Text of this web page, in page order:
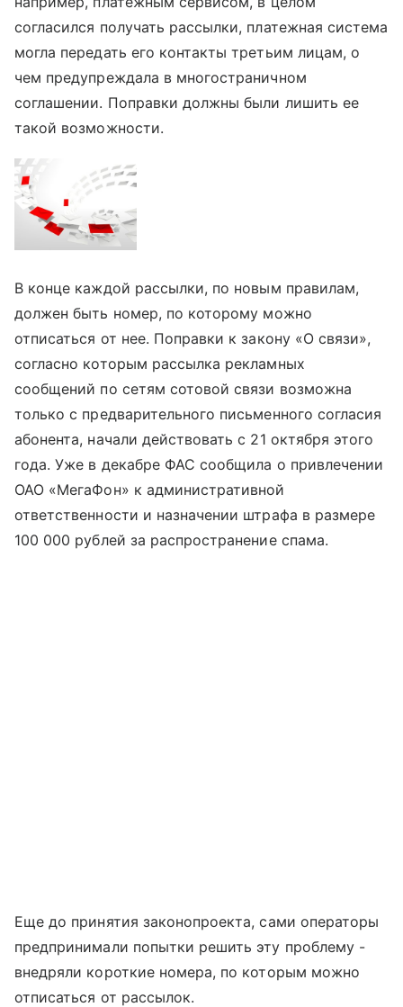
согласился получать рассылки, платежная система
могла передать его контакты третьим лицам, о
чем предупреждала в многостраничном
соглашении. Поправки должны были лишить ее
такой возможности.
В конце каждой рассылки, по новым правилам,
должен быть номер, по которому можно
отписаться от нее. Поправки к закону «О связи»,
согласно которым рассылка рекламных
сообщений по сетям сотовой связи возможна
только с предварительного письменного согласия
абонента, начали действовать с 21 октября этого
года. Уже в декабре ФАС сообщила о привлечении
ОАО «МегаФон» к административной
ответственности и назначении штрафа в размере
100 000 рублей за распространение спама.
Еще до принятия законопроекта, сами операторы
предпринимали попытки решить эту проблему -
внедряли короткие номера, по которым можно
отписаться от рассылок.